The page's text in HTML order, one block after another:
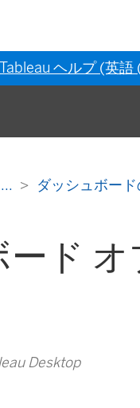
Tableau ヘルプ (英語
... ダッシュボー
ード
Desktop